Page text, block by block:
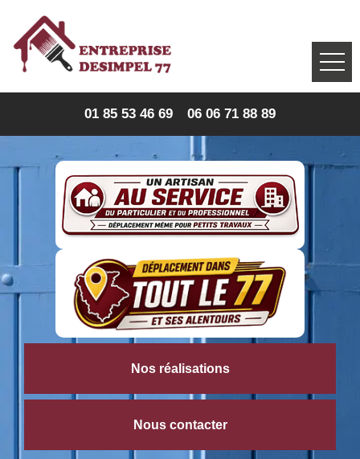
01 85 53 46 69 06 06 71 88 89
Nos réalisations
Nous contacter